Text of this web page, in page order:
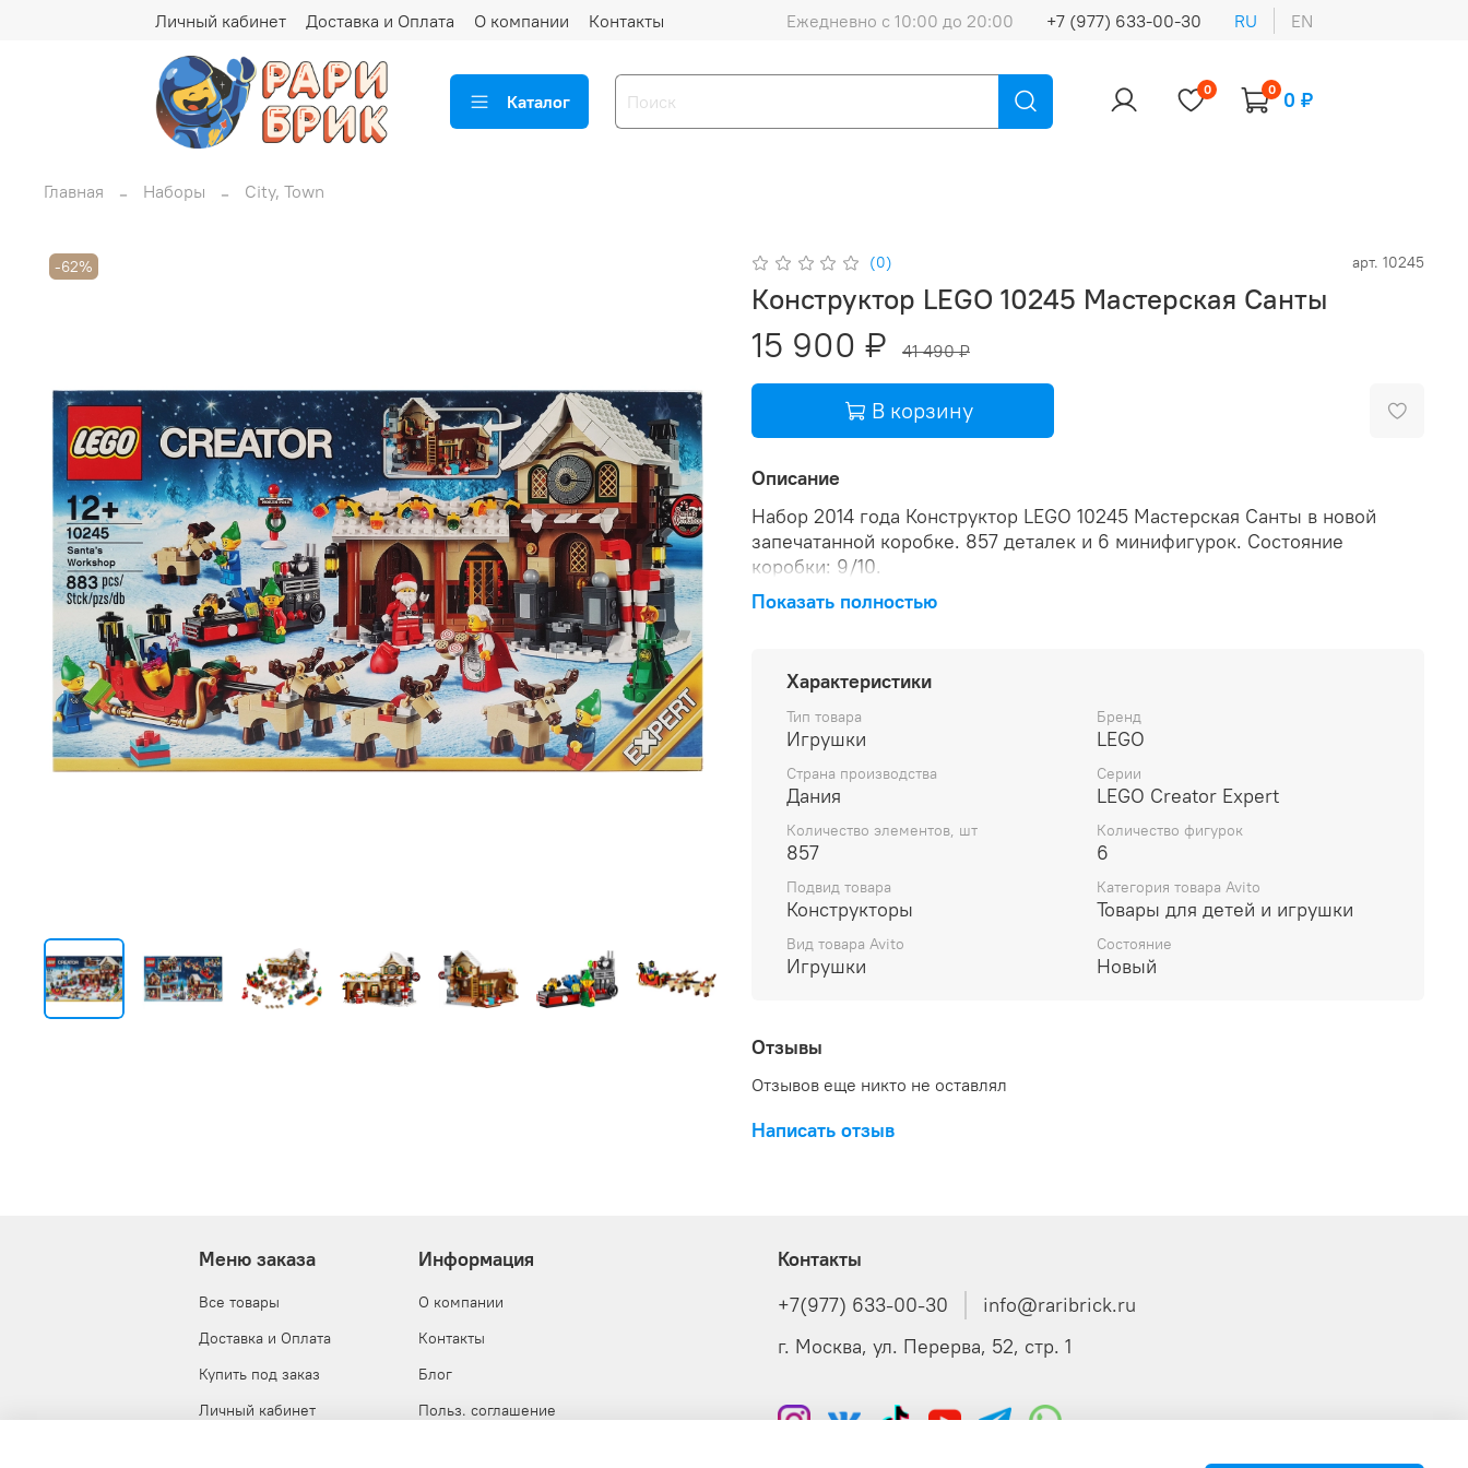
Личный кабинет Доставка и Оплата О компании Контакты Ежедневно с 10:00 до 20:00 +7 (977) 633-00-30 RU EN
Каталог
0 0 0 ₽
Главная Наборы City, Town
-62% (0) арт. 10245
Конструктор LEGO 10245 Мастерская Санты
15 900 ₽ 41 490 ₽
В корзину
Описание
Набор 2014 года Конструктор LEGO 10245 Мастерская Санты в новой
запечатанной коробке. 857 деталек и 6 минифигурок. Состояние
коробки: 9/10.
Показать полностью
Характеристики
Тип товара
Игрушки
Бренд
LEGO
Страна производства
Дания
Серии
LEGO Creator Expert
Количество элементов, шт
857
Количество фигурок
6
Подвид товара
Конструкторы
Категория товара Avito
Товары для детей и игрушки
Вид товара Avito
Игрушки
Состояние
Новый
Отзывы
Отзывов еще никто не оставлял
Написать отзыв
Меню заказа
Все товары
Доставка и Оплата
Купить под заказ
Личный кабинет
Информация
О компании
Контакты
Блог
Польз. соглашение
Контакты
+7(977) 633-00-30
info@raribrick.ru
г. Москва, ул. Перерва, 52, стр. 1